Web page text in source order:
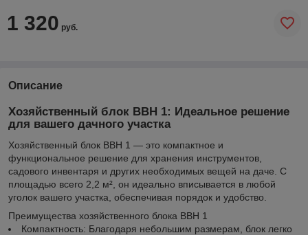
1 320 руб.
Описание
Хозяйственный блок BBH 1: Идеальное решение
для вашего дачного участка
Хозяйственный блок BBH 1 — это компактное и
функциональное решение для хранения инструментов,
садового инвентаря и других необходимых вещей на даче. С
площадью всего 2,2 м², он идеально вписывается в любой
уголок вашего участка, обеспечивая порядок и удобство.
Преимущества хозяйственного блока BBH 1
Компактность: Благодаря небольшим размерам, блок легко